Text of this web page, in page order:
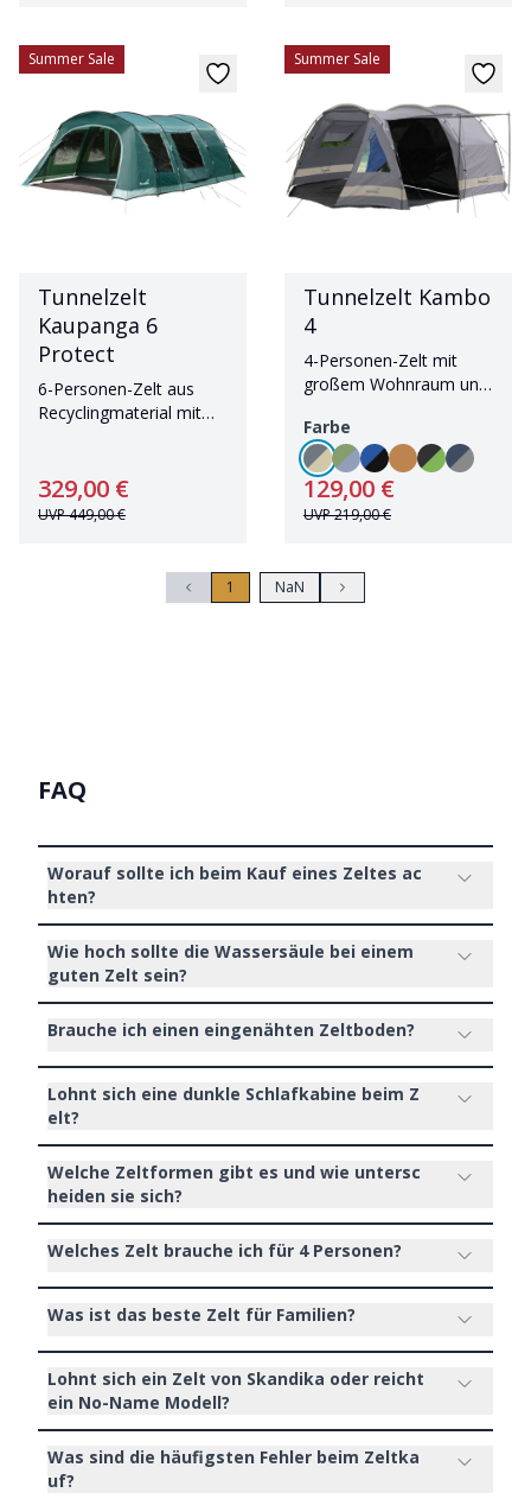
Summer Sale
Tunnelzelt
Kaupanga 6
Protect
6-Personen-Zelt aus
Recyclingmaterial mit
329,00 €
UVP449,00 €
Summer Sale
Tunnelzelt Kambo
4
4-Personen-Zelt mit
großem Wohnraum und
Farbe
129,00 €
UVP219,00 €
1 NaN
FAQ
Worauf sollte ich beim Kauf eines Zeltes ac
hten?
Wie hoch sollte die Wassersäule bei einem
guten Zelt sein?
Brauche ich einen eingenähten Zeltboden?
Lohnt sich eine dunkle Schlafkabine beim Z
elt?
Welche Zeltformen gibt es und wie untersc
heiden sie sich?
Welches Zelt brauche ich für 4 Personen?
Was ist das beste Zelt für Familien?
Lohnt sich ein Zelt von Skandika oder reicht
ein No-Name Modell?
Was sind die häufigsten Fehler beim Zeltka
uf?